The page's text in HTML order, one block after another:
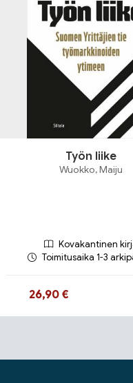
Työn liike
Wuokko, Maiju
Kovakantinen
Toimitusaika 1-3
Hinta nyt
26,90 €